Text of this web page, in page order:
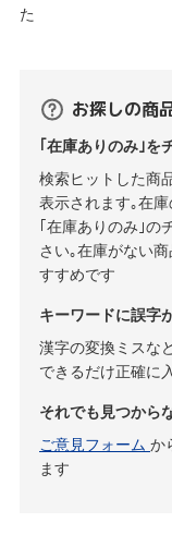
た
お探しの商
｢在庫ありのみ｣を
検索ヒットした商
表示されます｡在
｢在庫ありのみ｣
さい｡在庫がない
すすめです
キーワードに誤字
漢字の変換ミスな
できるだけ正確に
それでも見つから
ご意見フォーム か
ます